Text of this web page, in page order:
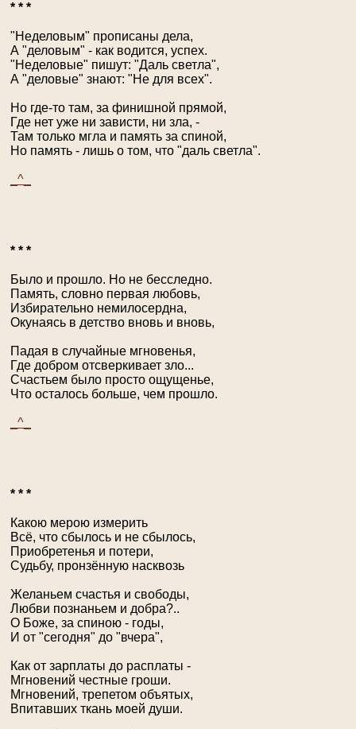
* * *
"Неделовым" прописаны дела,
А "деловым" - как водится, успех.
"Неделовые" пишут: "Даль светла",
А "деловые" знают: "Не для всех".
Но где-то там, за финишной прямой,
Где нет уже ни зависти, ни зла, -
Там только мгла и память за спиной,
Но память - лишь о том, что "даль светла".
_^_
* * *
Было и прошло. Но не бесследно.
Память, словно первая любовь,
Избирательно немилосердна,
Окунаясь в детство вновь и вновь,
Падая в случайные мгновенья,
Где добром отсверкивает зло...
Счастьем было просто ощущенье,
Что осталось больше, чем прошло.
_^_
* * *
Какою мерою измерить
Всё, что сбылось и не сбылось,
Приобретенья и потери,
Судьбу, пронзённую насквозь
Желаньем счастья и свободы,
Любви познаньем и добра?..
О Боже, за спиною - годы,
И от "сегодня" до "вчера",
Как от зарплаты до расплаты -
Мгновений честные гроши.
Мгновений, трепетом объятых,
Впитавших ткань моей души.